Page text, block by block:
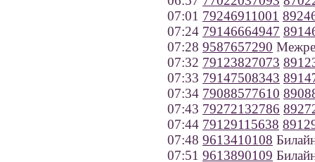
07:01 79246911001
07:24 79146664947
07:28 9587657290
07:32 79123827073
07:33 79147508343
07:34 79088577610
07:43 79272132786
07:44 79129115638
07:48 9613410108
07:51 9613890109